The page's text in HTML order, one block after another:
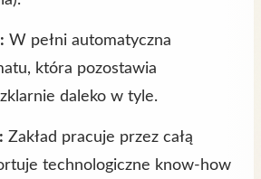
W pełni automatyczna
która pozostawia
daleko w tyle.
Zakład pracuje przez całą
technologiczne know-how